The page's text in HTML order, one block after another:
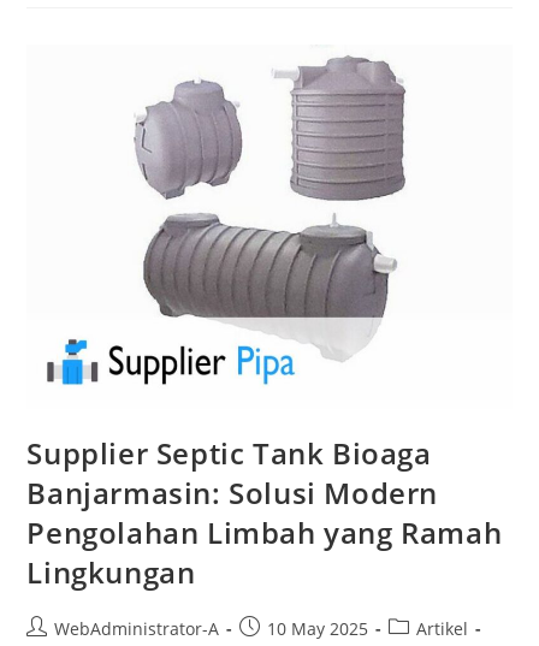
Supplier Septic Tank Bioaga
Banjarmasin: Solusi Modern
Pengolahan Limbah yang Ramah
Lingkungan
WebAdministrator-A 10 May 2025
Artikel